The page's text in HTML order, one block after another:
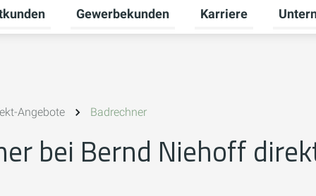
für Neue Energien umschalten
Untermenü für Privatkunden umschalten
Gewerbekunden
Untermenü für
Karriere
Angebote Badrechner
bei Bernd Niehoff